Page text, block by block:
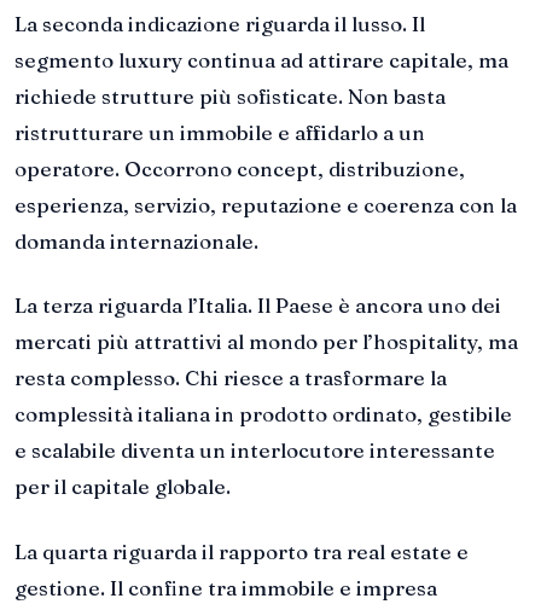
La seconda indicazione riguarda il lusso. Il
segmento luxury continua ad attirare capitale, ma
richiede strutture più sofisticate. Non basta
ristrutturare un immobile e affidarlo a un
operatore. Occorrono concept, distribuzione,
esperienza, servizio, reputazione e coerenza con la
domanda internazionale.
La terza riguarda l’Italia. Il Paese è ancora uno dei
mercati più attrattivi al mondo per l’hospitality, ma
resta complesso. Chi riesce a trasformare la
complessità italiana in prodotto ordinato, gestibile
e scalabile diventa un interlocutore interessante
per il capitale globale.
La quarta riguarda il rapporto tra real estate e
gestione. Il confine tra immobile e impresa